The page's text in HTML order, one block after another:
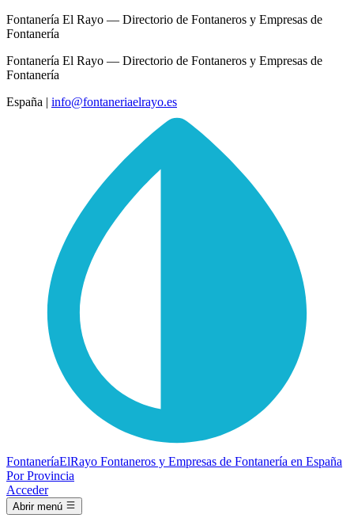
Fontanería El Rayo — Directorio de Fontaneros y Empresas de
Fontanería
Fontanería El Rayo — Directorio de Fontaneros y Empresas de
Fontanería
España | info@fontaneriaelrayo.es
FontaneríaElRayo Fontaneros y Empresas de Fontanería en España
Por Provincia
Acceder
Abrir menú